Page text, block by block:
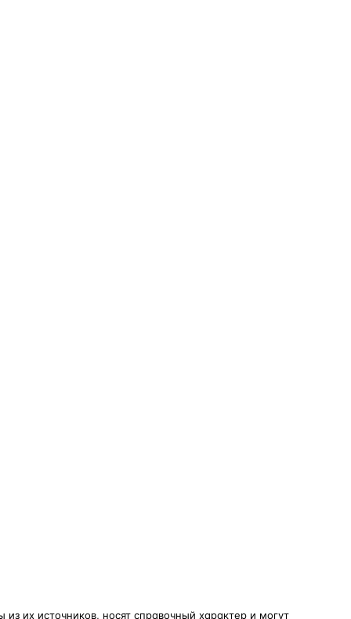
их источников, носят справочный характер и могут